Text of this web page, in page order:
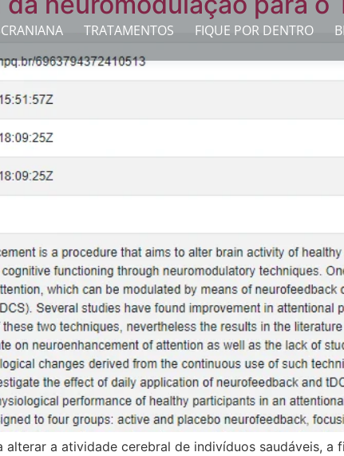
TRATAMENTOS FIQUE POR DENTRO
a atividade cerebral de indivíduos saudáveis, a